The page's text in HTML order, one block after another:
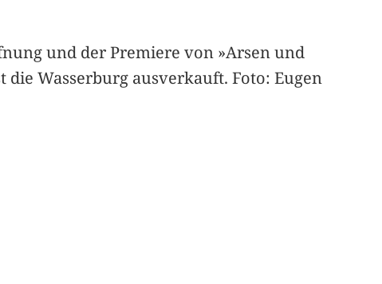
und der Premiere von »Arsen und
die Wasserburg ausverkauft. Foto: Eugen